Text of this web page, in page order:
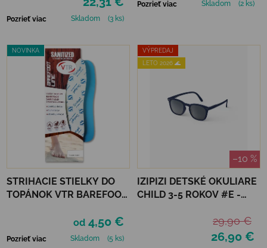
Pozrieť viac Skladom (3 ks)
Pozrieť viac Skladom (2 ks)
NOVINKA
STRIHACIE STIELKY DO
TOPÁNOK VTR BAREFOOT
od 4,50 €
Pozrieť viac Skladom
(5 ks)
VÝPREDAJ
LETO 2026 🌊
–10 %
IZIPIZI DETSKÉ OKULIARE
CHILD 3-5 ROKOV #E -
26,90 €
29,90 €